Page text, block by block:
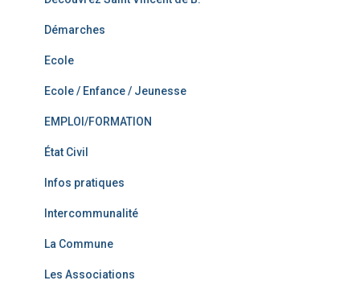
Démarches
Ecole
Ecole / Enfance / Jeunesse
EMPLOI/FORMATION
État Civil
Infos pratiques
Intercommunalité
La Commune
Les Associations